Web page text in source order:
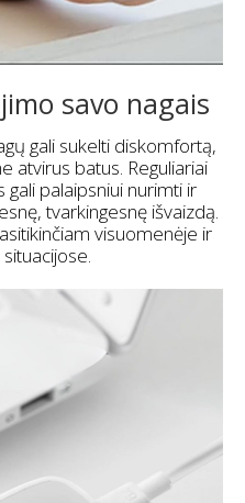
savo nagais
gali sukelti diskomfortą,
atvirus batus. Reguliariai
palaipsniui nurimti ir
tvarkingesnę išvaizdą.
visuomenėje ir